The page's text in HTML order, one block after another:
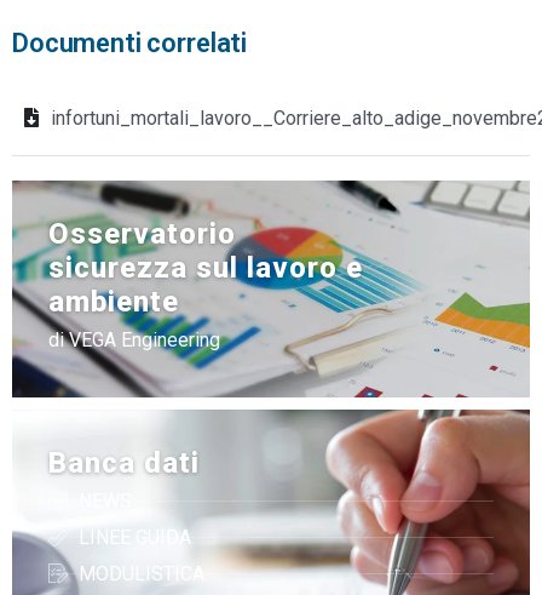
Documenti correlati
Banca dati
LINEE GUIDA
MODULISTICA
Osservatorio
sicurezza sul lavoro e
ambiente
di VEGA Engineering